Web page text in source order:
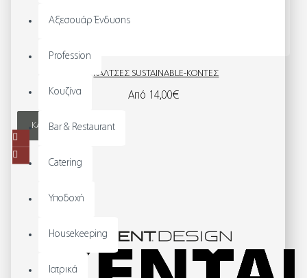
Αξεσουάρ Ένδυσης
Profession
Κουζίνα
Bar & Restaurant
Catering
Υποδοχή
Housekeeping
Ιατρικά
ΚΑΛΤΣΕΣ SUSTAINABLE-ΚΟΝΤΕΣ
Από 14,00€
ΚΑΛΆΘΙ